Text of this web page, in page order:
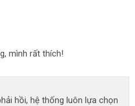
mình rất thích!
hồi, hệ thống luôn lựa chọn